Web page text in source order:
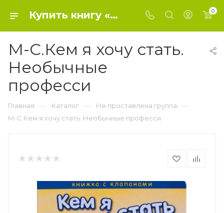
Купить книгу «М-С.Кем я хочу стать. Необычные професси» 2018, Романова М. - Не проставлена группа 0
М-С.Кем я хочу стать.
Необычные
професси
Главная — Каталог — Не проставлена группа —
М-С.Кем я хочу стать. Необычные професси